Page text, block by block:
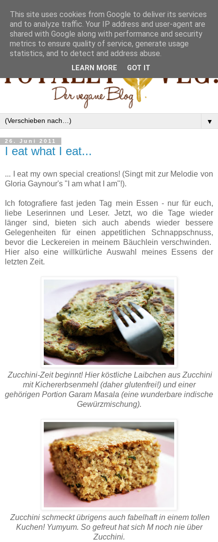
▼
26. Juni 2011
I eat what I eat...
... I eat my own special creations! (Singt mit zur Melodie von
Gloria Gaynour's "I am what I am"!).
Ich fotografiere fast jeden Tag mein Essen - nur für euch,
liebe Leserinnen und Leser. Jetzt, wo die Tage wieder
länger sind, bieten sich auch abends wieder bessere
Gelegenheiten für einen appetitlichen Schnappschnuss,
bevor die Leckereien in meinem Bäuchlein verschwinden.
Hier also eine willkürliche Auswahl meines Essens der
letzten Zeit.
Zucchini-Zeit beginnt! Hier köstliche Laibchen aus Zucchini
mit Kichererbsenmehl (daher glutenfrei!) und einer
gehörigen Portion Garam Masala (eine wunderbare indische
Gewürzmischung).
Zucchini schmeckt übrigens auch fabelhaft in einem tollen
Kuchen! Yumyum. So gefreut hat sich M noch nie über
Zucchini.
This site uses cookies from Google to deliver its services
and to analyze traffic. Your IP address and user-agent are
shared with Google along with performance and security
metrics to ensure quality of service, generate usage
statistics, and to detect and address abuse.
LEARN MORE GOT IT